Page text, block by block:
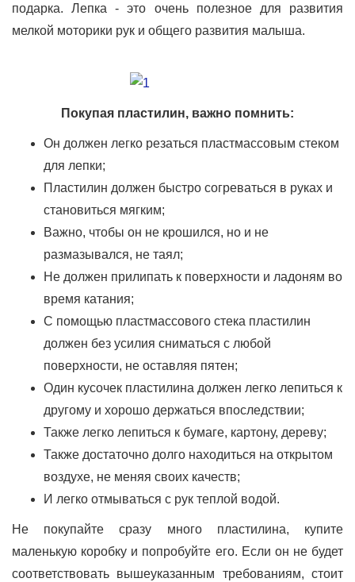
подарка. Лепка - это очень полезное для развития
мелкой моторики рук и общего развития малыша.
Покупая пластилин, важно помнить:
Он должен легко резаться пластмассовым стеком
для лепки;
Пластилин должен быстро согреваться в руках и
становиться мягким;
Важно, чтобы он не крошился, но и не
размазывался, не таял;
Не должен прилипать к поверхности и ладоням во
время катания;
С помощью пластмассового стека пластилин
должен без усилия сниматься с любой
поверхности, не оставляя пятен;
Один кусочек пластилина должен легко лепиться к
другому и хорошо держаться впоследствии;
Также легко лепиться к бумаге, картону, дереву;
Также достаточно долго находиться на открытом
воздухе, не меняя своих качеств;
И легко отмываться с рук теплой водой.
Не покупайте сразу много пластилина, купите
маленькую коробку и попробуйте его. Если он не будет
соответствовать вышеуказанным требованиям, стоит